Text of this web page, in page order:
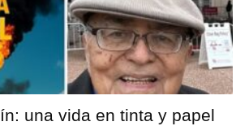
una vida en tinta y papel